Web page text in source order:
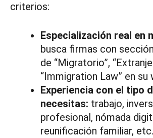
criterios:
Especialización real en
busca firmas con
de “Migratorio”,
“Immigration Law” en su
Experiencia con el tipo
necesitas: trabajo,
profesional, nómada
reunificación familiar, etc.